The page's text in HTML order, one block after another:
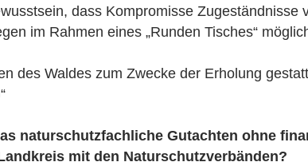
dass Kompromisse Zugeständnisse
im Rahmen eines „Runden Tisches“
des Waldes zum Zwecke der Erholung
naturschutzfachliche Gutachten ohne
mit den Naturschutzverbänden?